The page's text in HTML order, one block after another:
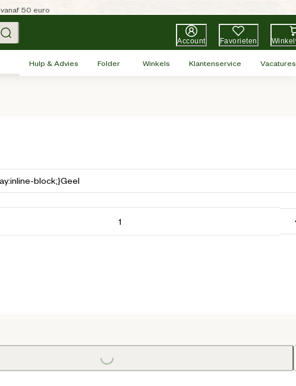
vanaf 50 euro
Account Favorieten
Hulp & Advies Folder Winkels Klantenservice Vacatures
Loading...